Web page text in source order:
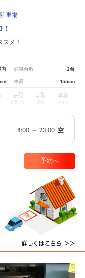
車場
メ！
内 駐車台数 2台
車高 155cm
トラック 原付 バイク
8:00 ～ 23:00 空
予約へ